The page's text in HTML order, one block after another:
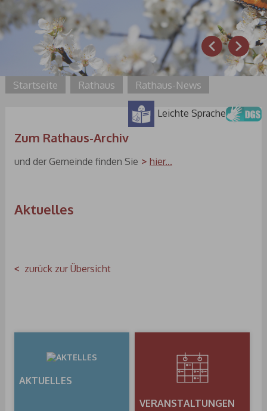
Prev Next
Startseite Rathaus Rathaus-News
Zum Rathaus-Archiv
und der Gemeinde finden Sie hier...
Aktuelles
zurück zur Übersicht
AKTUELLES
VERANSTALTUNGEN
Leichte Sprache